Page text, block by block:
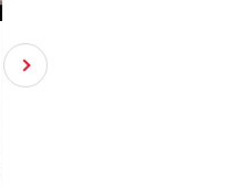
軽減システム バックカメラ
ＥＴＣ ドラレコ ミュージッ
クプレイヤー接続可 サンルー
支払総額